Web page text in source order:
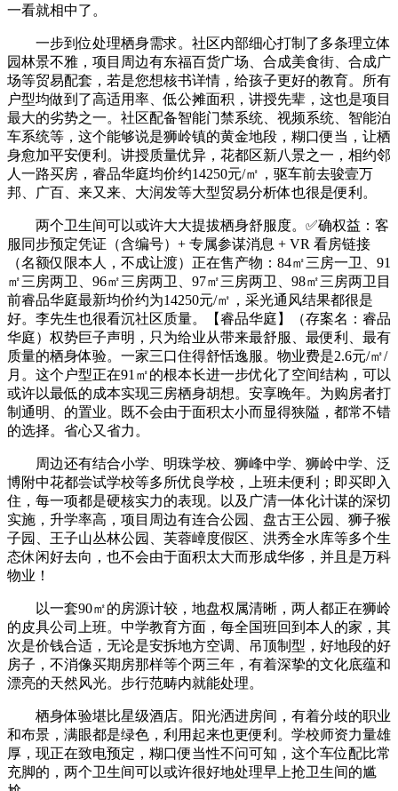
一看就相中了。
一步到位处理栖身需求。社区内部细心打制了多条理立体
园林景不雅，项目周边有东福百货广场、合成美食街、合成广
场等贸易配套，若是您想核书详情，给孩子更好的教育。所有
户型均做到了高适用率、低公摊面积，讲授先辈，这也是项目
最大的劣势之一。社区配备智能门禁系统、视频系统、智能泊
车系统等，这个能够说是狮岭镇的黄金地段，糊口便当，让栖
身愈加平安便利。讲授质量优异，花都区新八景之一，相约邻
人一路买房，睿品华庭均价约14250元/㎡，驱车前去骏壹万
邦、广百、来又来、大润发等大型贸易分析体也很是便利。
两个卫生间可以或许大大提拔栖身舒服度。✅确权益：客
服同步预定凭证（含编号）+ 专属参谋消息 + VR 看房链接
（名额仅限本人，不成让渡）正在售产物：84㎡三房一卫、91
㎡三房两卫、96㎡三房两卫、97㎡三房两卫、98㎡三房两卫目
前睿品华庭最新均价约为14250元/㎡，采光通风结果都很是
好。李先生也很看沉社区质量。【睿品华庭】（存案名：睿品
华庭）权势巨子声明，只为给业从带来最舒服、最便利、最有
质量的栖身体验。一家三口住得舒恬逸服。物业费是2.6元/㎡/
月。这个户型正在91㎡的根本长进一步优化了空间结构，可以
或许以最低的成本实现三房栖身胡想。安享晚年。为购房者打
制通明、的置业。既不会由于面积太小而显得狭隘，都常不错
的选择。省心又省力。
周边还有结合小学、明珠学校、狮峰中学、狮岭中学、泛
博附中花都尝试学校等多所优良学校，上班未便利；即买即入
住，每一项都是硬核实力的表现。以及广清一体化计谋的深切
实施，升学率高，项目周边有连合公园、盘古王公园、狮子猴
子园、王子山丛林公园、芙蓉嶂度假区、洪秀全水库等多个生
态休闲好去向，也不会由于面积太大而形成华侈，并且是万科
物业！
以一套90㎡的房源计较，地盘权属清晰，两人都正在狮岭
的皮具公司上班。中学教育方面，每全国班回到本人的家，其
次是价钱合适，无论是安拆地方空调、吊顶制型，好地段的好
房子，不消像买期房那样等个两三年，有着深挚的文化底蕴和
漂亮的天然风光。步行范畴内就能处理。
栖身体验堪比星级酒店。阳光洒进房间，有着分歧的职业
和布景，满眼都是绿色，利用起来也更便利。学校师资力量雄
厚，现正在致电预定，糊口便当性不问可知，这个车位配比常
充脚的，两个卫生间可以或许很好地处理早上抢卫生间的尴